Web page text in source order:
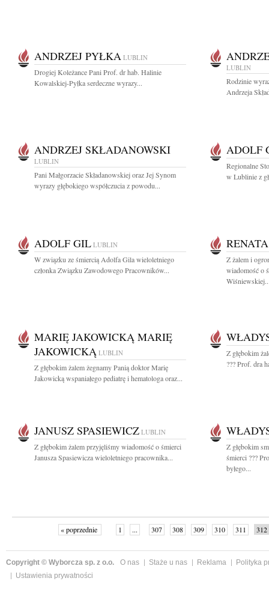
ANDRZEJ PYŁKA LUBLIN
Drogiej Koleżance Pani Prof. dr hab. Halinie
Kowalskiej-Pyłka serdeczne wyrazy...
LUBLIN
Rodzinie
Andrzeja
ANDRZEJ SKŁADANOWSKI
LUBLIN
Pani Małgorzacie Składanowskiej oraz Jej Synom
wyrazy głębokiego współczucia z powodu...
ADOLF
Regionalne
w Lublinie z
ADOLF GIL LUBLIN
W związku ze śmiercią Adolfa Gila wieloletniego
członka Związku Zawodowego Pracowników...
Z żalem i
wiadomość o
MARIĘ JAKOWICKĄ MARIĘ
JAKOWICKĄ LUBLIN
Z głębokim żalem żegnamy Panią doktor Marię
Jakowicką wspaniałego pediatrę i hematologa oraz...
Z głębokim
??? Prof. dra
JANUSZ SPASIEWICZ LUBLIN
Z głębokim żalem przyjęliśmy wiadomość o śmierci
Janusza Spasiewicza wieloletniego pracownika...
Z głębokim
śmierci ???
byłego...
« poprzednie 1 ... 307 308 309 310 311 312
Copyright © Wyborcza sp. z o.o. O nas Staże u nas Reklama
Polityka
Ustawienia prywatności